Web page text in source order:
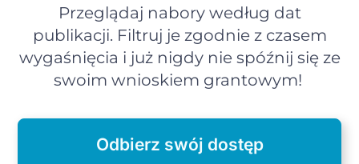
Przeglądaj nabory według dat
publikacji. Filtruj je zgodnie z czasem
wygaśnięcia i już nigdy nie spóźnij się ze
swoim wnioskiem grantowym!
Odbierz swój dostęp